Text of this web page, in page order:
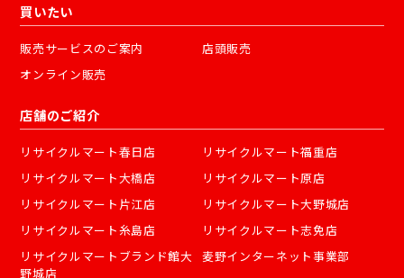
買いたい
販売サービスのご案内
店頭販売
オンライン販売
店舗のご紹介
リサイクルマート春日店
リサイクルマート福重店
リサイクルマート大橋店
リサイクルマート原店
リサイクルマート片江店
リサイクルマート大野城店
リサイクルマート糸島店
リサイクルマート志免店
リサイクルマートブランド館大
野城店
麦野インターネット事業部